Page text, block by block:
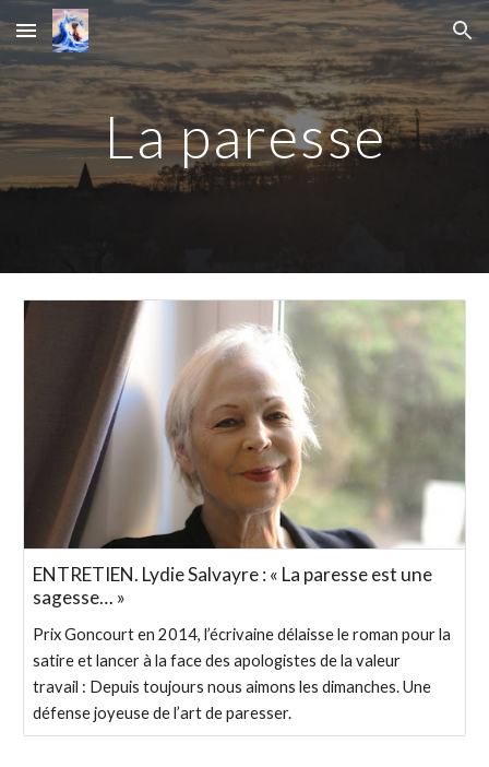
Skip to main content Skip to navigation
La paresse
ENTRETIEN. Lydie Salvayre : « La paresse est une
sagesse… »
Prix Goncourt en 2014, l’écrivaine délaisse le roman pour la
satire et lancer à la face des apologistes de la valeur
travail : Depuis toujours nous aimons les dimanches. Une
défense joyeuse de l’art de paresser.